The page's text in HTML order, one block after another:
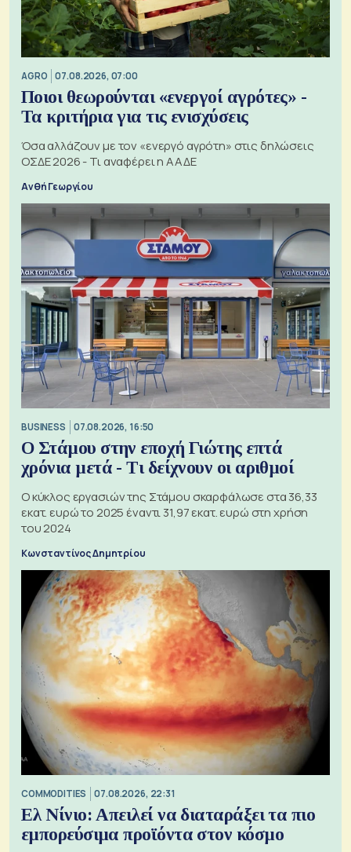
AGRO 07.08.2026, 07:00
Ποιοι θεωρούνται «ενεργοί αγρότες» -
Τα κριτήρια για τις ενισχύσεις
Όσα αλλάζουν με τον «ενεργό αγρότη» στις δηλώσεις
ΟΣΔΕ 2026 - Τι αναφέρει η ΑΑΔΕ
Ανθή Γεωργίου
BUSINESS 07.08.2026, 16:50
Ο Στάμου στην εποχή Γιώτης επτά
χρόνια μετά - Τι δείχνουν οι αριθμοί
Ο κύκλος εργασιών της Στάμου σκαρφάλωσε στα 36,33
εκατ. ευρώ το 2025 έναντι 31,97 εκατ. ευρώ στη χρήση
του 2024
Κωνσταντίνος Δημητρίου
COMMODITIES 07.08.2026, 22:31
Ελ Νίνιο: Απειλεί να διαταράξει τα πιο
εμπορεύσιμα προϊόντα στον κόσμο